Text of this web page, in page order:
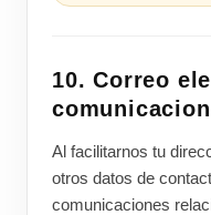
10. Correo
Al facilitarnos tu
otros datos de
comunicaciones